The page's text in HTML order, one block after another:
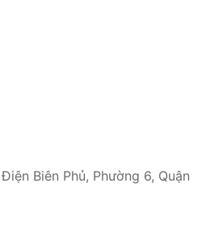
Điện Biên Phủ, Phường 6, Quận